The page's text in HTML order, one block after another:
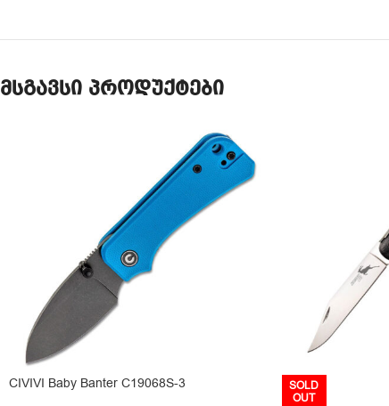
მსგავსი პროდუქტები
CIVIVI Baby Banter C19068S-3
SOLD
OUT